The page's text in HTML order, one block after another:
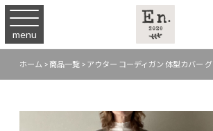
menu
ホーム > 商品一覧 > アウター コーディガン 体型カバー